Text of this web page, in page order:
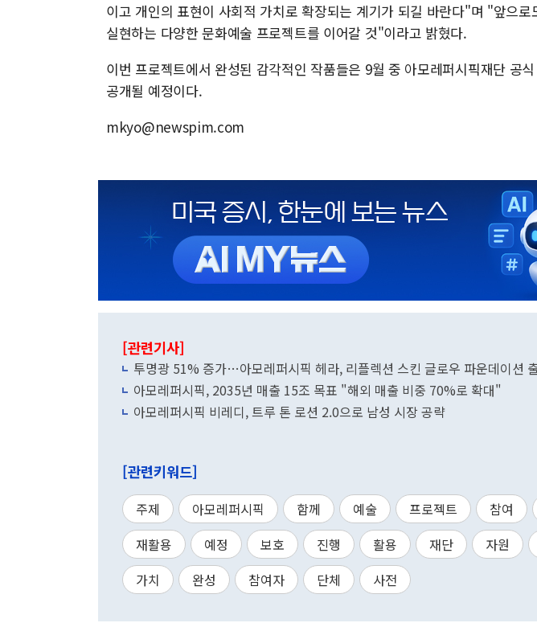
이고 개인의 표현이 사회적 가치로 확장되는 계기가 되길 바란다"며 "앞으
실현하는 다양한 문화예술 프로젝트를 이어갈 것"이라고 밝혔다.
이번 프로젝트에서 완성된 감각적인 작품들은 9월 중 아모레퍼시픽재단 공
공개될 예정이다.
mkyo@newspim.com
[관련기사]
투명광 51% 증가…아모레퍼시픽 헤라, 리플렉션 스킨 글로우 파운데이션
아모레퍼시픽, 2035년 매출 15조 목표 "해외 매출 비중 70%로 확대"
아모레퍼시픽 비레디, 트루 톤 로션 2.0으로 남성 시장 공략
[관련키워드]
주제 아모레퍼시픽 함께 예술 프로젝트 참여
재활용
예정 보호 진행 활용 재단 자원
가치
완성 참여자 단체 사전